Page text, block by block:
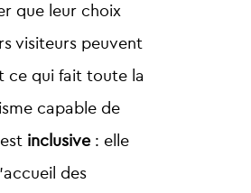
que leur choix
visiteurs peuvent
ce qui fait toute la
capable de
inclusive : elle
des